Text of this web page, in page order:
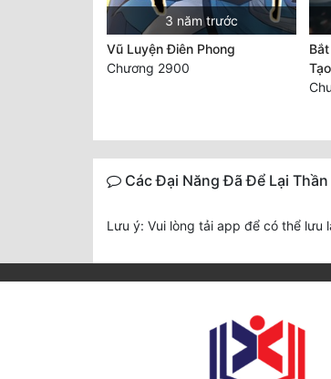
3 năm trước
Vũ Luyện Điên Phong
Chương 2900
Các Đại Năng Đã Để Lại
Lưu ý: Vui lòng tải app để có thể lưu